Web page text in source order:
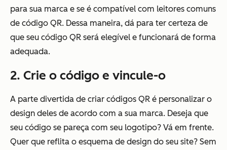
para sua marca e se é compatível com leitores comuns
de código QR. Dessa maneira, dá para ter certeza de
que seu código QR será elegível e funcionará de forma
adequada.
2. Crie o código e vincule-o
A parte divertida de criar códigos QR é personalizar o
design deles de acordo com a sua marca. Deseja que
seu código se pareça com seu logotipo? Vá em frente.
Quer que reflita o esquema de design do seu site? Sem